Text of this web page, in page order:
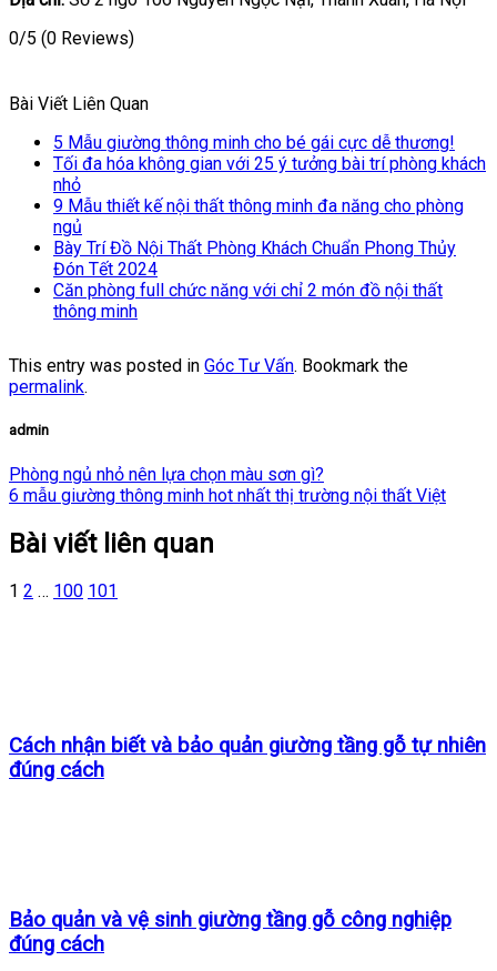
0/5 (0 Reviews)
Bài Viết Liên Quan
5 Mẫu giường thông minh cho bé gái cực dễ thương!
Tối đa hóa không gian với 25 ý tưởng bài trí phòng khách
nhỏ
9 Mẫu thiết kế nội thất thông minh đa năng cho phòng
ngủ
Bày Trí Đồ Nội Thất Phòng Khách Chuẩn Phong Thủy
Đón Tết 2024
Căn phòng full chức năng với chỉ 2 món đồ nội thất
thông minh
This entry was posted in Góc Tư Vấn. Bookmark the
permalink.
admin
Phòng ngủ nhỏ nên lựa chọn màu sơn gì?
6 mẫu giường thông minh hot nhất thị trường nội thất Việt
Bài viết liên quan
1 2 … 100 101
Cách nhận biết và bảo quản giường tầng gỗ tự nhiên
đúng cách
Bảo quản và vệ sinh giường tầng gỗ công nghiệp
đúng cách